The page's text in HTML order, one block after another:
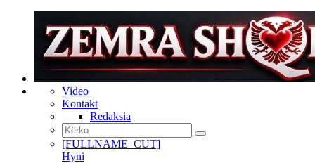
Video
Kontakt
Redaksia
[FULLNAME_CUT]
Hyni